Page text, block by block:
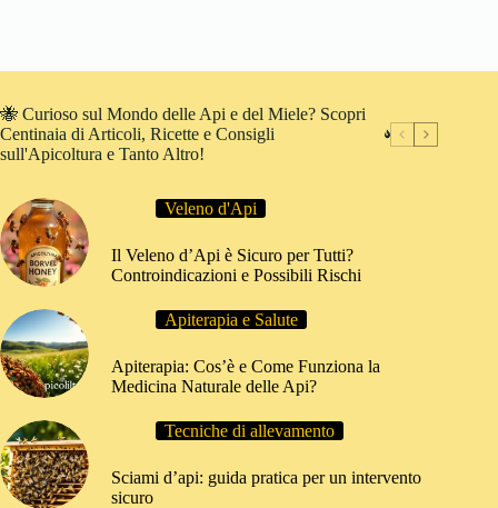
🐝 Curioso sul Mondo delle Api e del Miele? Scopri
Centinaia di Articoli, Ricette e Consigli
sull'Apicoltura e Tanto Altro!
Veleno d'Api
Il Veleno d’Api è Sicuro per Tutti?
Controindicazioni e Possibili Rischi
Apiterapia e Salute
Apiterapia: Cos’è e Come Funziona la
Medicina Naturale delle Api?
Tecniche di allevamento
Sciami d’api: guida pratica per un intervento
sicuro